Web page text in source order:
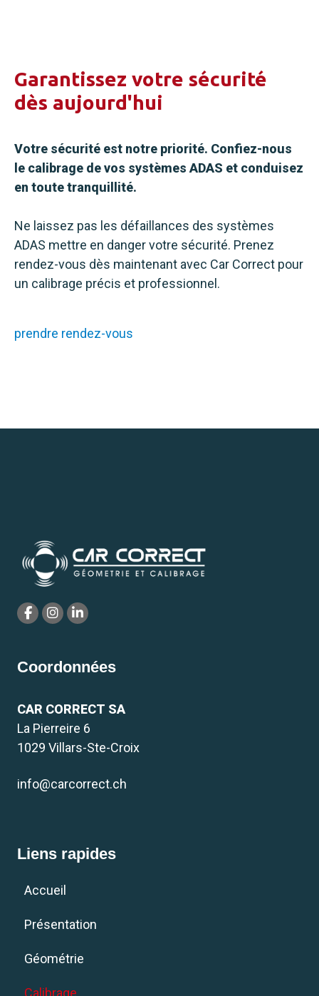
Garantissez votre sécurité
dès aujourd'hui
Votre sécurité est notre priorité. Confiez-nous
le calibrage de vos systèmes ADAS et conduisez
en toute tranquillité.
Ne laissez pas les défaillances des systèmes
ADAS mettre en danger votre sécurité. Prenez
rendez-vous dès maintenant avec Car Correct pour
un calibrage précis et professionnel.
prendre rendez-vous
Coordonnées
CAR CORRECT SA
La Pierreire 6
1029 Villars-Ste-Croix
info@carcorrect.ch
Liens rapides
Accueil
Présentation
Géométrie
Calibrage